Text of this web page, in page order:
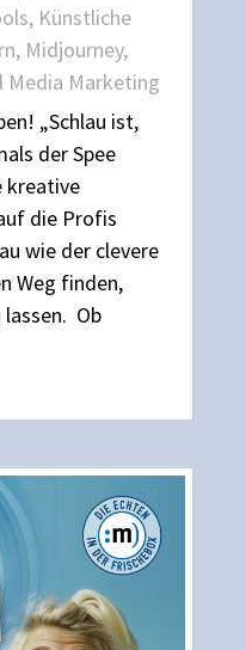
, Künstliche
, Midjourney,
Media Marketing
„Schlau ist,
der Spee
kreative
die Profis
wie der clevere
Weg finden,
Ob